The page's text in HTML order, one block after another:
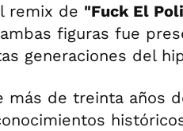
remix de "Fuck El
figuras fue
generaciones del
más de treinta años